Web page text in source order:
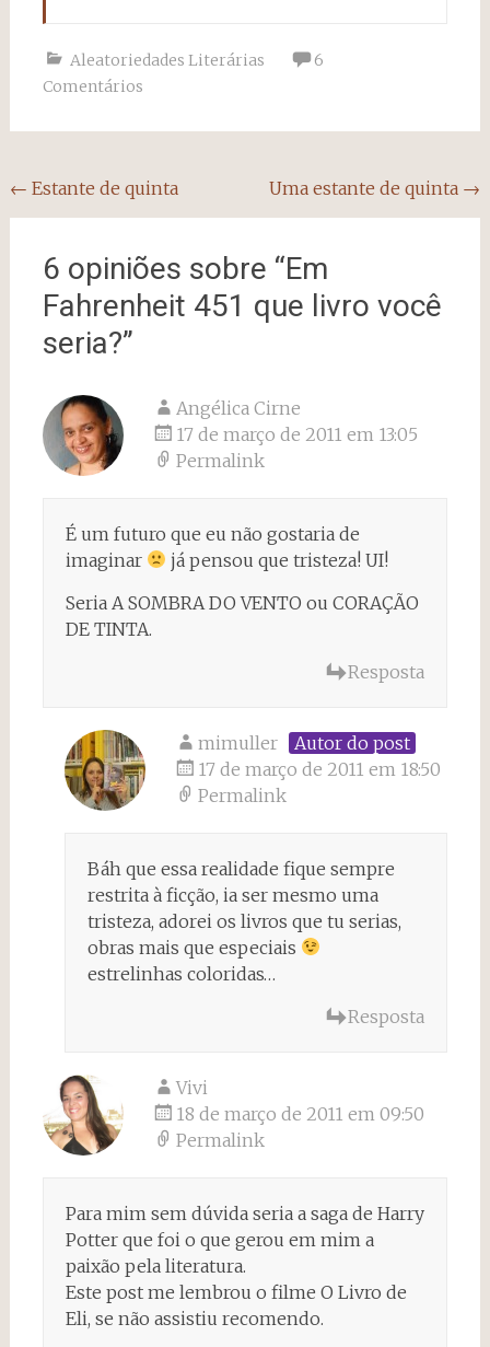
Aleatoriedades Literárias
6
Comentários
Navegação
do
post
← Estante de quinta Uma estante de quinta →
6 opiniões sobre “Em
Fahrenheit 451 que livro você
seria?”
Angélica Cirne
17 de março de 2011 em 13:05
Permalink
É um futuro que eu não gostaria de
imaginar
já pensou que tristeza! UI!
Seria A SOMBRA DO VENTO ou CORAÇÃO
DE TINTA.
Resposta
mimuller
Autor do post
17 de março de 2011 em 18:50
Permalink
Báh que essa realidade fique sempre
restrita à ficção, ia ser mesmo uma
tristeza, adorei os livros que tu serias,
obras mais que especiais
estrelinhas coloridas…
Resposta
Vivi
18 de março de 2011 em 09:50
Permalink
Para mim sem dúvida seria a saga de Harry
Potter que foi o que gerou em mim a
paixão pela literatura.
Este post me lembrou o filme O Livro de
Eli, se não assistiu recomendo.